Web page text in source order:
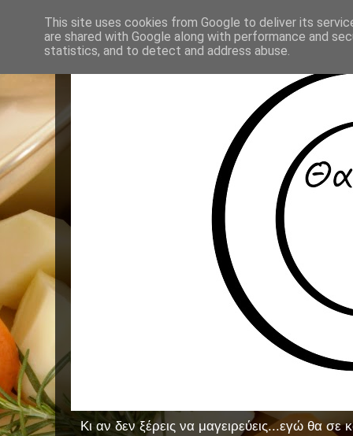
Κι αν δεν ξέρεις να μαγειρεύεις...εγώ θα
This site uses cookies from Google to deliver its
are shared with Google along with performance and
statistics, and to detect and address abuse.